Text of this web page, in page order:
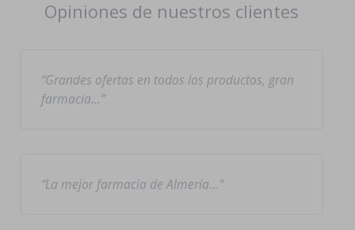
Opiniones de nuestros clientes
Grandes ofertas en todos los productos, gran
farmacia…
La mejor farmacia de Almería…